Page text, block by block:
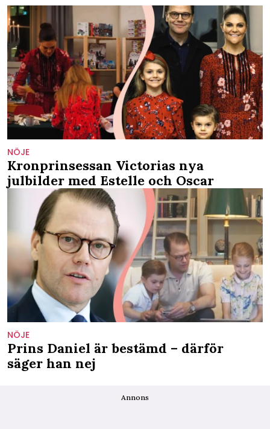
NÖJE
Kronprinsessan Victorias nya
julbilder med Estelle och Oscar
NÖJE
Prins Daniel är bestämd – därför
säger han nej
Annons